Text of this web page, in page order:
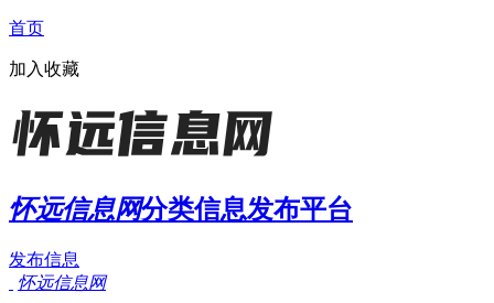
首页
加入收藏
怀远信息网分类信息发布平台
发布信息
怀远信息网